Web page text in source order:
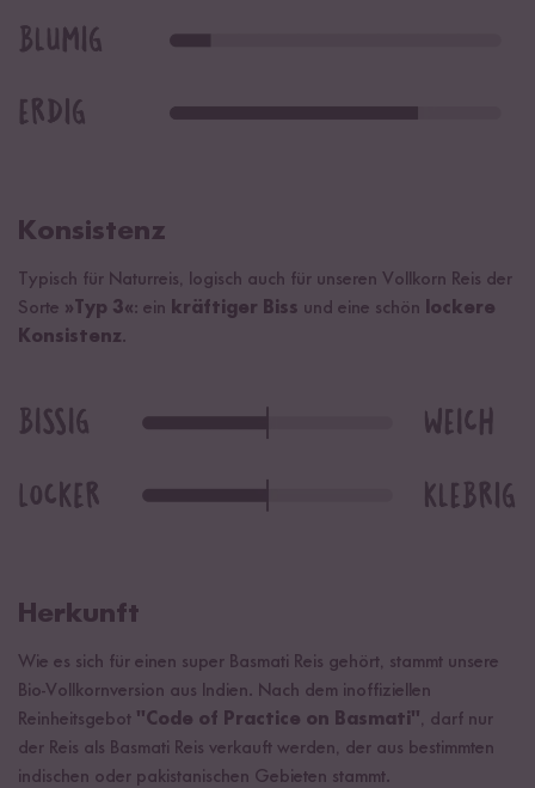
Konsistenz
Typisch für Naturreis, logisch auch für unseren Vollkorn Reis der
Sorte »Typ 3«: ein kräftiger Biss und eine schön
lockere
Konsistenz.
Herkunft
Wie es sich für einen super Basmati Reis gehört, stammt unsere
Bio-Vollkornversion aus Indien. Nach dem inoffiziellen
Reinheitsgebot "Code of Practice on Basmati", darf nur
der Reis als Basmati Reis verkauft werden, der aus bestimmten
indischen oder pakistanischen Gebieten stammt.